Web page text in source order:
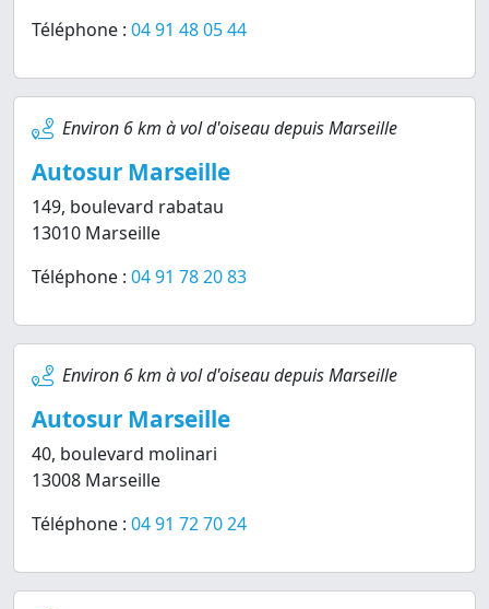
Téléphone : 04 91 48 05 44
Environ 6 km à vol d'oiseau depuis Marseille
Autosur Marseille
149, boulevard rabatau
13010 Marseille
Téléphone : 04 91 78 20 83
Environ 6 km à vol d'oiseau depuis Marseille
Autosur Marseille
40, boulevard molinari
13008 Marseille
Téléphone : 04 91 72 70 24